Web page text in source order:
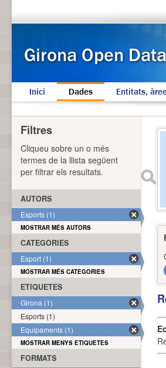
Inici Dades Entitats,
Filtres
Cliqueu sobre un o més
termes de la llista següent
per filtrar els resultats.
AUTORS
Esports (1)
MOSTRAR MÉS AUTORS
CATEGORIES
Esport (1)
MOSTRAR MÉS CATEGORIES
ETIQUETES
Girona (1)
Esports (1)
Equipaments (1)
MOSTRAR MENYS ETIQUETES
FORMATS